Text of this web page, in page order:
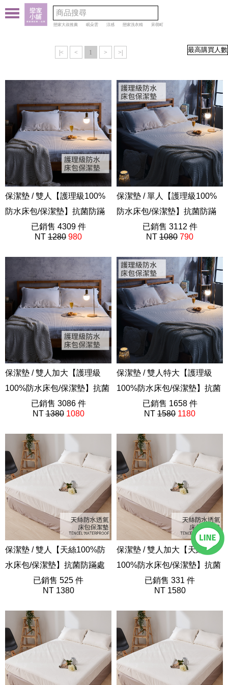
戀家大叔推薦 眠朵雲 涼感 戀家洗衣精 呆萌町
|< < 1 > >|
保潔墊 / 雙人【護理級100%
防水床包/保潔墊】抗菌防蹣
AGB200
已銷售 4309 件
NT 1280 980
保潔墊 / 單人【護理級100%
防水床包/保潔墊】抗菌防蹣
AGB100
已銷售 3112 件
NT 1080 790
保潔墊 / 雙人加大【護理級
100%防水床包/保潔墊】抗菌
防蹣處理
AGB300
已銷售 3086 件
NT1380 1080
保潔墊 / 雙人特大【護理級
100%防水床包/保潔墊】抗菌
防蹣處理
AGB500
已銷售 1658 件
NT 1580 1180
保潔墊 / 雙人【天絲100%防
水床包/保潔墊】抗菌防蹣處
已銷售 525 件
NT 1380
保潔墊 / 雙人加大【天絲
100%防水床包/保潔墊】抗菌
防蹣處理已銷售 331 件
NT 1580